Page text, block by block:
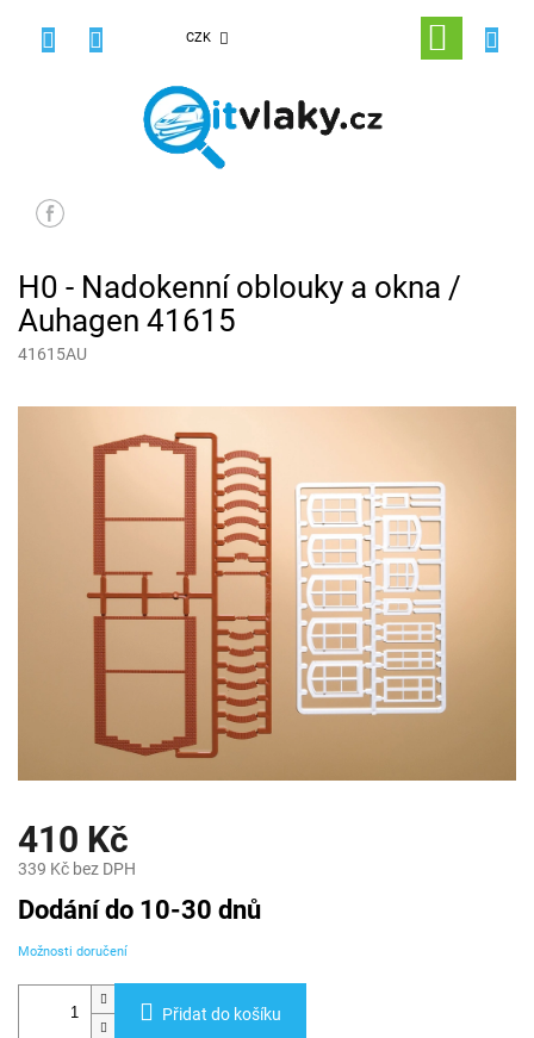
CZK
NÁKUPNÍ
KOŠÍK
H0 - Nadokenní oblouky a okna /
Auhagen 41615
41615AU
410 Kč
339 Kč bez DPH
Měrná
cena:
Dodání do 10-30 dnů
Možnosti doručení
Přidat do košíku